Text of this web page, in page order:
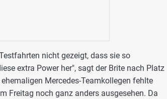
nicht gezeigt, dass sie so
extra Power her", sagt der Brite nach Platz
Mercedes-Teamkollegen fehlte
Freitag noch ganz anders ausgesehen. Da